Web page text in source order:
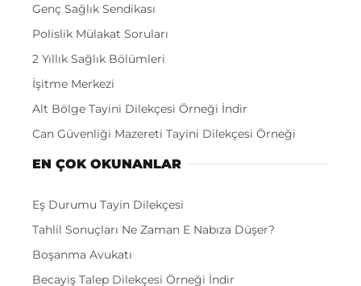
Genç Sağlık Sendikası
Polislik Mülakat Soruları
2 Yıllık Sağlık Bölümleri
İşitme Merkezi
Alt Bölge Tayini Dilekçesi Örneği İndir
Can Güvenliği Mazereti Tayini Dilekçesi Örneği
EN ÇOK OKUNANLAR
Eş Durumu Tayin Dilekçesi
Tahlil Sonuçları Ne Zaman E Nabıza Düşer?
Boşanma Avukatı
Becayiş Talep Dilekçesi Örneği İndir